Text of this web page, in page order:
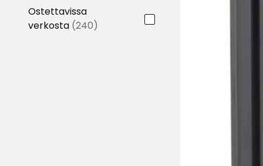
Ostettavissa
verkosta (240)